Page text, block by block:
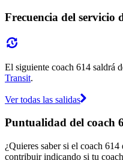
Frecuencia del servicio
El siguiente coach 614 saldrá
Transit.
Ver todas las salidas
Puntualidad del coach
¿Quieres saber si el coach
contribuir indicando si tu